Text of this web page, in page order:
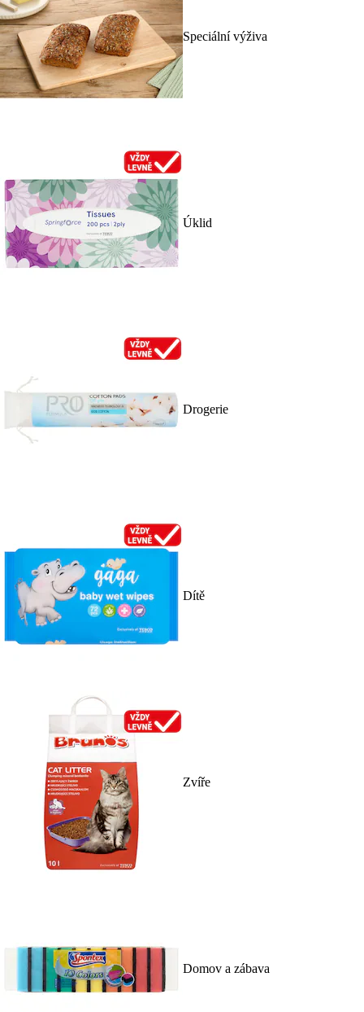
Speciální výživa
Úklid
Drogerie
Dítě
Zvíře
Domov a zábava